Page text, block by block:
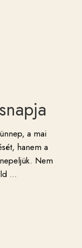
a mai
hanem a
Nem
...